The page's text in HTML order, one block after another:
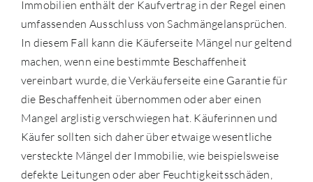
Immobilien enthält der Kaufvertrag in der Regel einen
umfassenden Ausschluss von Sachmängelansprüchen.
In diesem Fall kann die Käuferseite Mängel nur geltend
machen, wenn eine bestimmte Beschaffenheit
vereinbart wurde, die Verkäuferseite eine Garantie für
die Beschaffenheit übernommen oder aber einen
Mangel arglistig verschwiegen hat. Käuferinnen und
Käufer sollten sich daher über etwaige wesentliche
versteckte Mängel der Immobilie, wie beispielsweise
defekte Leitungen oder aber Feuchtigkeitsschäden,